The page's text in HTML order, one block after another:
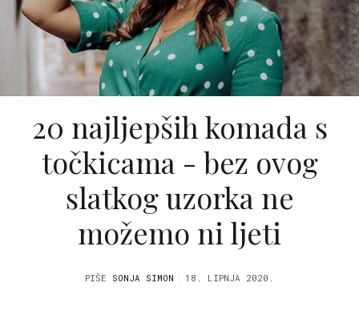
20 najljepših komada s
točkicama - bez ovog
slatkog uzorka ne
možemo ni ljeti
PIŠE SONJA SIMON 18. LIPNJA 2020.